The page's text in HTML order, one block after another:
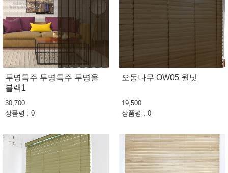
투명특주 투명특주 투명올
블랙1
30,700
상품평 : 0
오동나무 OW05 월넛
19,500
상품평 : 0